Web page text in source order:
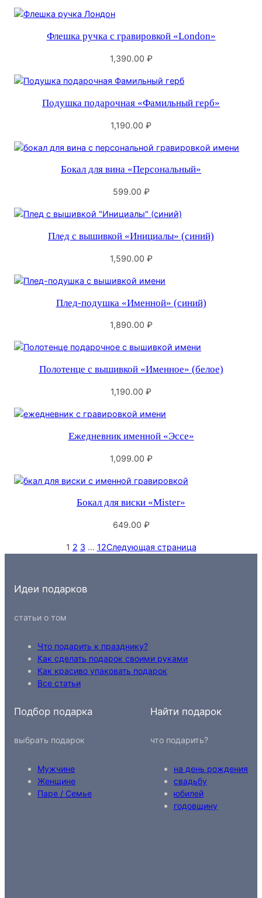
Флешка ручка с гравировкой «London»
1,390.00 ₽
Подушка подарочная «Фамильный герб»
1,190.00 ₽
Бокал для вина «Персональный»
599.00 ₽
Плед с вышивкой «Инициалы» (синий)
1,590.00 ₽
Плед-подушка «Именной» (синий)
1,890.00 ₽
Полотенце с вышивкой «Именное» (белое)
1,190.00 ₽
Ежедневник именной «Эссе»
1,099.00 ₽
Бокал для виски «Mister»
649.00 ₽
1 2 3 … 12Следующая страница
Идеи подарков
статьи о том
Что подарить к празднику?
Как сделать подарок своими руками
Как красиво упаковать подарок
Все статьи
Подбор подарка
выбрать подарок
Мужчине
Женщине
Паре / Семье
Найти подарок
что подарить?
на день рождения
свадьбу
юбилей
годовщину